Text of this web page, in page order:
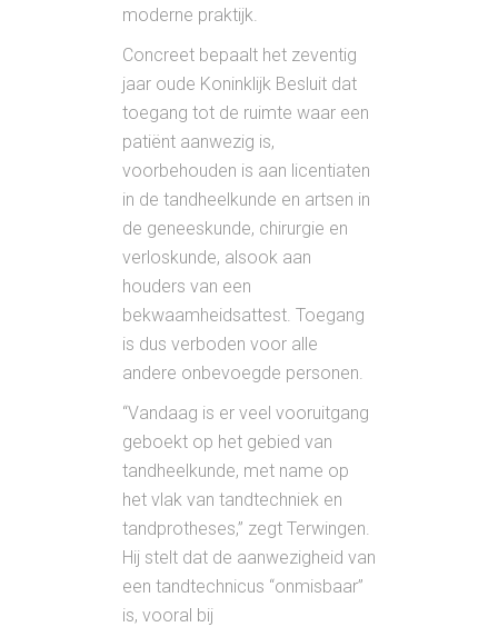
moderne praktijk.
Concreet bepaalt het zeventig
jaar oude Koninklijk Besluit dat
toegang tot de ruimte waar een
patiënt aanwezig is,
voorbehouden is aan licentiaten
in de tandheelkunde en artsen in
de geneeskunde, chirurgie en
verloskunde, alsook aan
houders van een
bekwaamheidsattest. Toegang
is dus verboden voor alle
andere onbevoegde personen.
“Vandaag is er veel vooruitgang
geboekt op het gebied van
tandheelkunde, met name op
het vlak van tandtechniek en
tandprotheses,” zegt Terwingen.
Hij stelt dat de aanwezigheid van
een tandtechnicus “onmisbaar”
is, vooral bij